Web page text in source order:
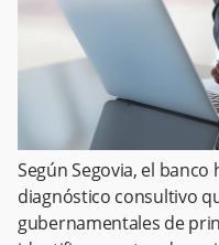
Según Segovia, el
diagnóstico consultivo
gubernamentales de